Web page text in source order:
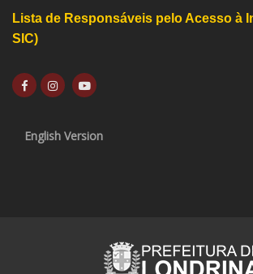
Lista de Responsáveis pelo Acesso à
SIC)
English Version